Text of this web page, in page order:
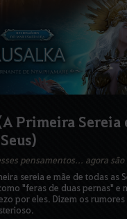
Primeira Sereia
pensamentos... agora
sereia e mãe de todas as
"feras de duas pernas" e
por eles. Dizem os